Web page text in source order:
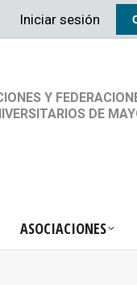
Iniciar sesión
Y
DE
ASOCIACIONES